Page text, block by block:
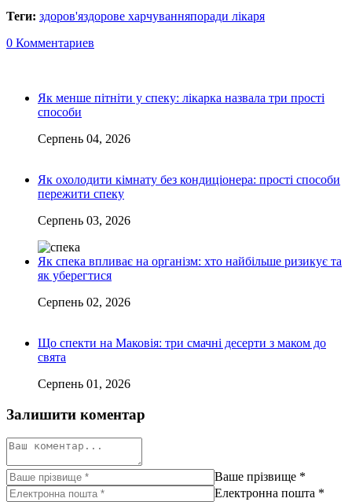
Теги: здоров'яздорове харчуванняпоради лікаря
0 Комментариев
Як менше пітніти у спеку: лікарка назвала три прості
способи
Серпень 04, 2026
Як охолодити кімнату без кондиціонера: прості способи
пережити спеку
Серпень 03, 2026
Як спека впливає на організм: хто найбільше ризикує та
як уберегтися
Серпень 02, 2026
Що спекти на Маковія: три смачні десерти з маком до
свята
Серпень 01, 2026
Залишити коментар
Ваше прізвище *
Електронна пошта *